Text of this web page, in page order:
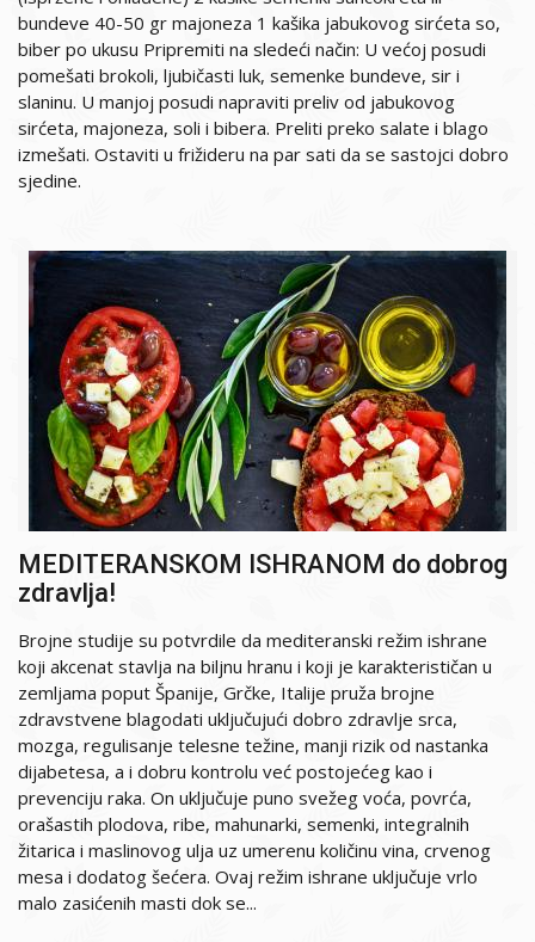
bundeve 40-50 gr majoneza 1 kašika jabukovog sirćeta so,
biber po ukusu Pripremiti na sledeći način: U većoj posudi
pomešati brokoli, ljubičasti luk, semenke bundeve, sir i
slaninu. U manjoj posudi napraviti preliv od jabukovog
sirćeta, majoneza, soli i bibera. Preliti preko salate i blago
izmešati. Ostaviti u frižideru na par sati da se sastojci dobro
sjedine.
MEDITERANSKOM ISHRANOM do dobrog
zdravlja!
Brojne studije su potvrdile da mediteranski režim ishrane
koji akcenat stavlja na biljnu hranu i koji je karakterističan u
zemljama poput Španije, Grčke, Italije pruža brojne
zdravstvene blagodati uključujući dobro zdravlje srca,
mozga, regulisanje telesne težine, manji rizik od nastanka
dijabetesa, a i dobru kontrolu već postojećeg kao i
prevenciju raka. On uključuje puno svežeg voća, povrća,
orašastih plodova, ribe, mahunarki, semenki, integralnih
žitarica i maslinovog ulja uz umerenu količinu vina, crvenog
mesa i dodatog šećera. Ovaj režim ishrane uključuje vrlo
malo zasićenih masti dok se...